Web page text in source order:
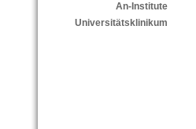
An-Institute
Universitätsklinikum